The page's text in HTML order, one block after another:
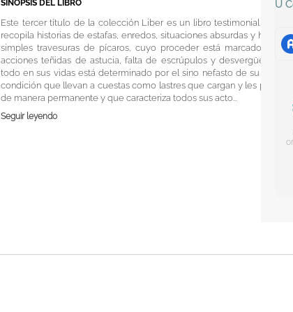
SINOPSIS DEL LIBRO
Este tercer título de la colección Liber es un libro testimonial que
recopila historias de estafas, enredos, situaciones absurdas y hasta
simples travesuras de pícaros, cuyo proceder está marcado por
acciones teñidas de astucia, falta de escrúpulos y desvergüenza;
todo en sus vidas está determinado por el sino nefasto de su baja
condición que llevan a cuestas como lastres que cargan y les pesa
de manera permanente y que caracteriza todos sus acto...
Seguir leyendo
U